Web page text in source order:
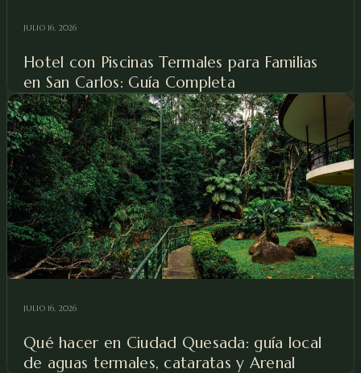
JULIO 16, 2026
Hotel con Piscinas Termales para Familias
en San Carlos: Guía Completa
JULIO 16, 2026
Qué hacer en Ciudad Quesada: guía local
de aguas termales, cataratas y Arenal